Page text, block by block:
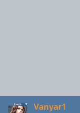
Vanyar1